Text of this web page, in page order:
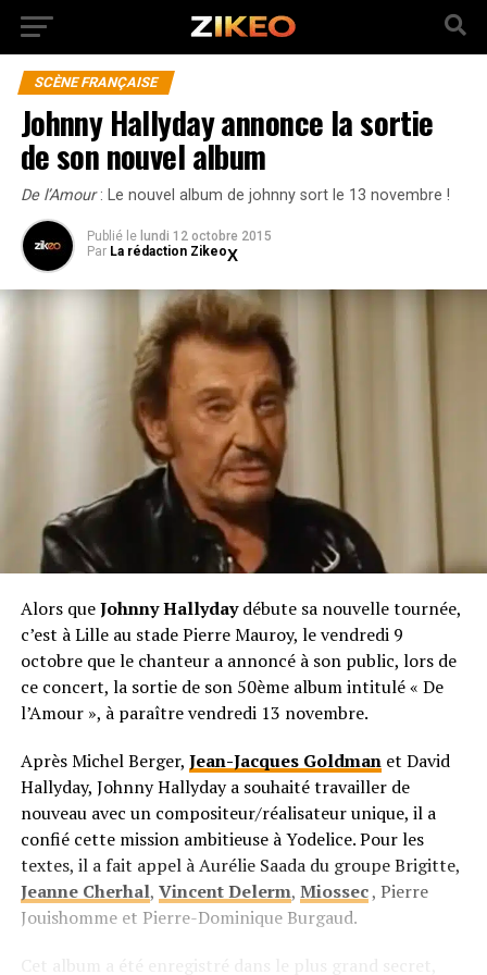
SCÈNE FRANÇAISE
Johnny Hallyday annonce la sortie
de son nouvel album
De l’Amour: Le nouvel album de johnny sort le 13 novembre !
Publié le lundi 12 octobre 2015
Par La rédaction Zikeo
Alors queJohnny Hallydaydébute sa nouvelle tournée,
c’est à Lille au stade Pierre Mauroy, le vendredi 9
octobre que le chanteur a annoncé à son public, lors de
ce concert, la sortie de son 50ème album intitulé « De
l’Amour », à paraître vendredi 13 novembre.
Après Michel Berger, Jean-Jacques Goldmanet David
Hallyday, Johnny Hallyday a souhaité travailler de
nouveau avec un compositeur/réalisateur unique, il a
confié cette mission ambitieuse à Yodelice. Pour les
textes, il a fait appel à Aurélie Saada du groupe Brigitte,
Jeanne Cherhal, Vincent Delerm, Miossec, Pierre
Jouishomme et Pierre-Dominique Burgaud.